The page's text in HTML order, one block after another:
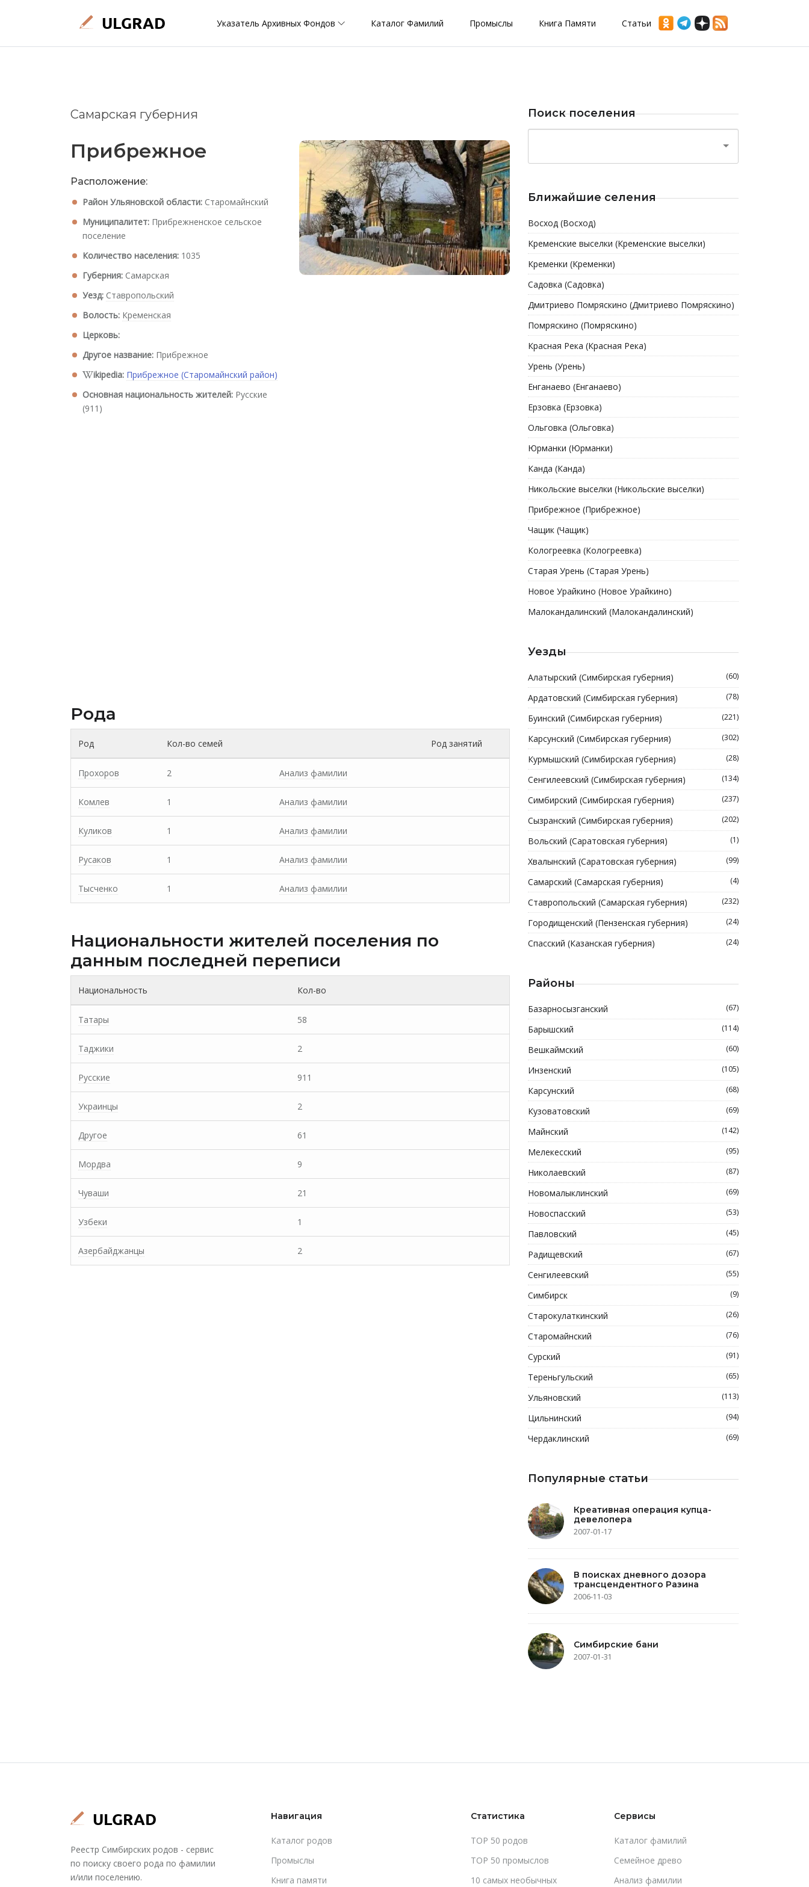
Указатель Архивных Фондов Каталог Фамилий Промыслы Книга Памяти Статьи
Самарская губерния
Прибрежное
Расположение:
Район Ульяновской области: Старомайнский
Муниципалитет: Прибрежненское сельское
поселение
Количество населения: 1035
Губерния: Самарская
Уезд: Ставропольский
Волость: Кременская
Церковь:
Другое название: Прибрежное
ikipedia: Прибрежное (Старомайнский район)
Основная национальность жителей: Русские
(911)
Рода
Род Кол-во семей Род занятий
Прохоров 2 Анализ фамилии
Комлев 1 Анализ фамилии
Куликов 1 Анализ фамилии
Русаков 1 Анализ фамилии
Тысченко 1 Анализ фамилии
Национальности жителей поселения по
данным последней переписи
Национальность Кол-во
Татары 58
Таджики 2
Русские 911
Украинцы 2
Другое 61
Мордва 9
Чуваши 21
Узбеки 1
Азербайджанцы 2
Поиск поселения
Ближайшие селения
Восход (Восход)
Кременские выселки (Кременские выселки)
Кременки (Кременки)
Садовка (Садовка)
Дмитриево Помряскино (Дмитриево Помряскино)
Помряскино (Помряскино)
Красная Река (Красная Река)
Урень (Урень)
Енганаево (Енганаево)
Ерзовка (Ерзовка)
Ольговка (Ольговка)
Юрманки (Юрманки)
Канда (Канда)
Никольские выселки (Никольские выселки)
Прибрежное (Прибрежное)
Чащик (Чащик)
Кологреевка (Кологреевка)
Старая Урень (Старая Урень)
Новое Урайкино (Новое Урайкино)
Малокандалинский (Малокандалинский)
Уезды
Алатырский (Симбирская губерния) (60)
Ардатовский (Симбирская губерния) (78)
Буинский (Симбирская губерния) (221)
Карсунский (Симбирская губерния) (302)
Курмышский (Симбирская губерния) (28)
Сенгилеевский (Симбирская губерния) (134)
Симбирский (Симбирская губерния) (237)
Сызранский (Симбирская губерния) (202)
Вольский (Саратовская губерния) (1)
Хвалынский (Саратовская губерния) (99)
Самарский (Самарская губерния) (4)
Ставропольский (Самарская губерния) (232)
Городищенский (Пензенская губерния) (24)
Спасский (Казанская губерния) (24)
Районы
Базарносызганский (67)
Барышский (114)
Вешкаймский (60)
Инзенский (105)
Карсунский (68)
Кузоватовский (69)
Майнский (142)
Мелекесский (95)
Николаевский (87)
Новомалыклинский (69)
Новоспасский (53)
Павловский (45)
Радищевский (67)
Сенгилеевский (55)
Симбирск (9)
Старокулаткинский (26)
Старомайнский (76)
Сурский (91)
Тереньгульский (65)
Ульяновский (113)
Цильнинский (94)
Чердаклинский (69)
Популярные статьи
Креативная операция купца-
девелопера
2007-01-17
В поисках дневного дозора
трансцендентного Разина
2006-11-03
Симбирские бани
2007-01-31
Реестр Симбирских родов - сервис
по поиску своего рода по фамилии
и/или поселению.
Навигация
Каталог родов
Промыслы
Книга памяти
Статистика
TOP 50 родов
TOP 50 промыслов
10 самых необычных
Сервисы
Каталог фамилий
Cемейное древо
Анализ фамилии